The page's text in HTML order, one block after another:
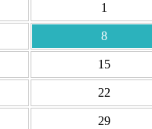
1
8
15
22
29